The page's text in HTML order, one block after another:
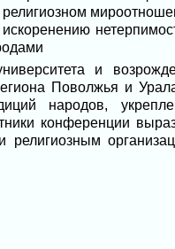
и
Поволжья и
народов,
конференции
религиозным